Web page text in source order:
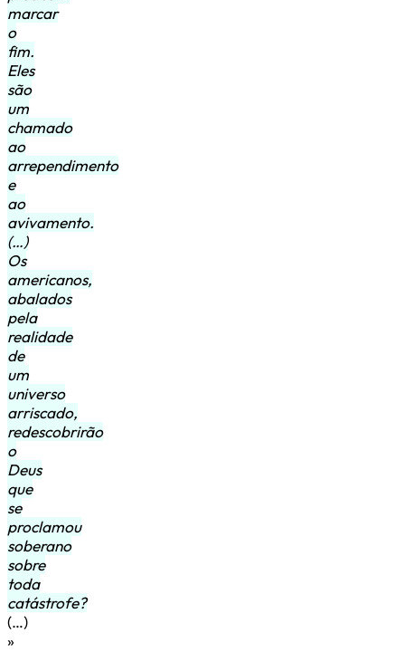
marcar
o
fim.
Eles
são
um
chamado
ao
arrependimento
e
ao
avivamento.
(…)
Os
americanos,
abalados
pela
realidade
de
um
universo
arriscado,
redescobrirão
o
Deus
que
se
proclamou
soberano
sobre
toda
catástrofe?
(…)
»